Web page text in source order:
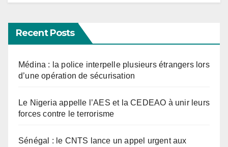
Recent Posts
Médina : la police interpelle plusieurs étrangers lors
d’une opération de sécurisation
Le Nigeria appelle l’AES et la CEDEAO à unir leurs
forces contre le terrorisme
Sénégal : le CNTS lance un appel urgent aux